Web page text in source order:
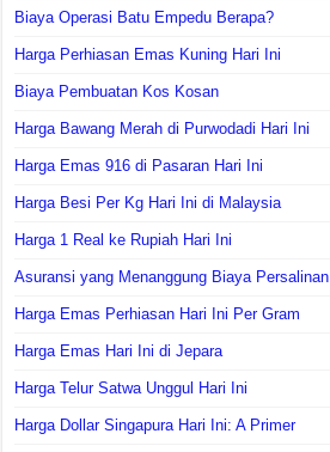
Biaya Operasi Batu Empedu Berapa?
Harga Perhiasan Emas Kuning Hari Ini
Biaya Pembuatan Kos Kosan
Harga Bawang Merah di Purwodadi Hari Ini
Harga Emas 916 di Pasaran Hari Ini
Harga Besi Per Kg Hari Ini di Malaysia
Harga 1 Real ke Rupiah Hari Ini
Asuransi yang Menanggung Biaya Persalinan
Harga Emas Perhiasan Hari Ini Per Gram
Harga Emas Hari Ini di Jepara
Harga Telur Satwa Unggul Hari Ini
Harga Dollar Singapura Hari Ini: A Primer